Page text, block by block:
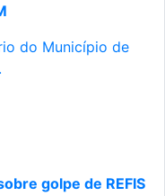
do Município de
golpe de REFIS